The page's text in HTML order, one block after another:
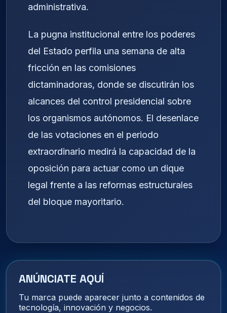
administrativa.
La pugna institucional entre los poderes
del Estado perfila una semana de alta
fricción en las comisiones
dictaminadoras, donde se discutirán los
alcances del control presidencial sobre
los organismos autónomos. El desenlace
de las votaciones en el periodo
extraordinario medirá la capacidad de la
oposición para actuar como un dique
legal frente a las reformas estructurales
del bloque mayoritario.
ANÚNCIATE AQUÍ
Tu marca puede aparecer junto a contenidos de
tecnología, innovación y negocios.